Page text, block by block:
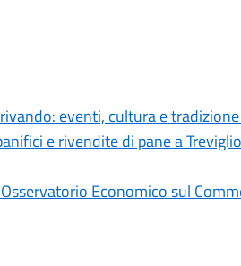
eventi, cultura e
e rivendite di pane a Treviglio
Economico sul